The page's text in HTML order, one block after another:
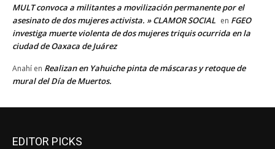
MULT convoca a militantes a movilización permanente por el
asesinato de dos mujeres activista. » CLAMOR SOCIAL en FGEO
investiga muerte violenta de dos mujeres triquis ocurrida en la
ciudad de Oaxaca de Juárez
Anahí en Realizan en Yahuiche pinta de máscaras y retoque de
mural del Día de Muertos.
EDITOR PICKS